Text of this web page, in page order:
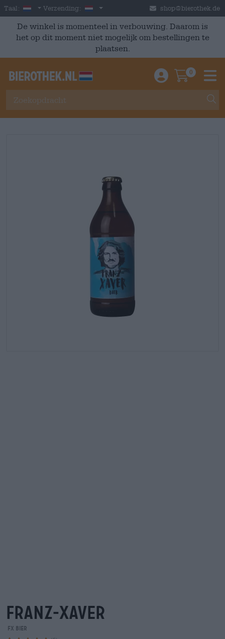
Skip to main content
Taal: Dutch
Verzending: Nederland shop@bierothek.de
De winkel is momenteel in verbouwing. Daarom is
het op dit moment niet mogelijk om bestellingen te
plaatsen.
Einloggen /
0
franz-xaver
FX Bier